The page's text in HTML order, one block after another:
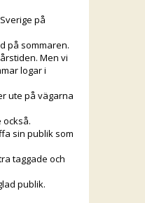
på
på sommaren.
Men vi
logar i
ute på vägarna
också.
sin publik som
taggade och
publik.